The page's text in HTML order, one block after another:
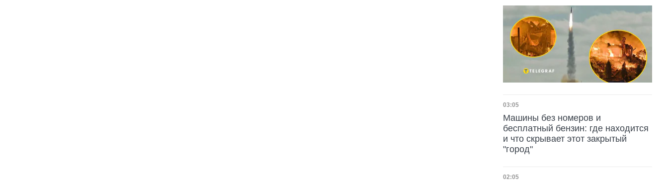
Дата публикации
03:05
Машины без номеров и
бесплатный бензин: где находится
и что скрывает этот закрытый
"город"
Дата публикации
02:05